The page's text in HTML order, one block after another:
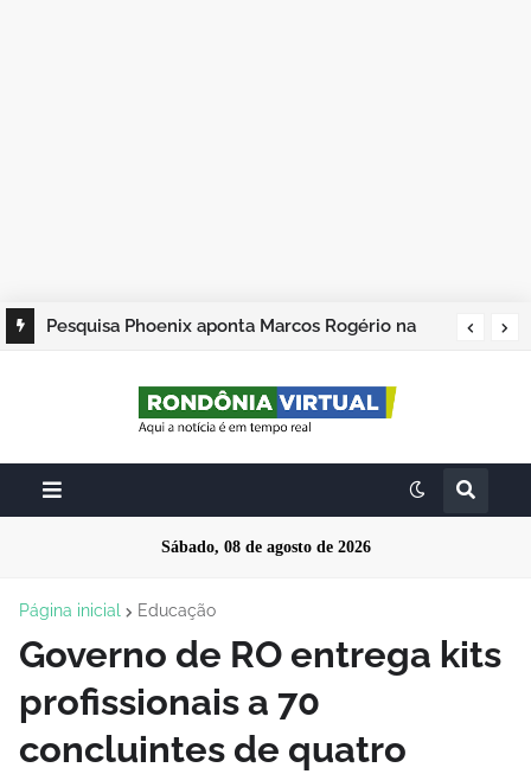
Pesquisa Phoenix aponta Marcos Rogério na
Samuel Costa completam os quatro primeiros
Sábado, 08 de agosto de 2026
Página inicial Educação
Governo de RO entrega kits
profissionais a 70
concluintes de quatro